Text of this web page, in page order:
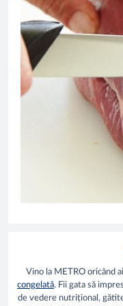
Vino la METRO oricând
congelată. Fii gata să
de vedere nutrițional,